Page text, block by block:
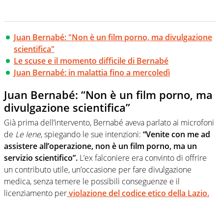
Juan Bernabé: "Non è un film porno, ma divulgazione
scientifica"
Le scuse e il momento difficile di Bernabé
Juan Bernabé: in malattia fino a mercoledì
Juan Bernabé: “Non è un film porno, ma
divulgazione scientifica”
Già prima dell’intervento, Bernabé aveva parlato ai microfoni
de Le Iene, spiegando le sue intenzioni: “Venite con me ad
assistere all’operazione, non è un film porno, ma un
servizio scientifico”. L’ex falconiere era convinto di offrire
un contributo utile, un’occasione per fare divulgazione
medica, senza temere le possibili conseguenze e il
licenziamento perviolazione del codice etico della Lazio.